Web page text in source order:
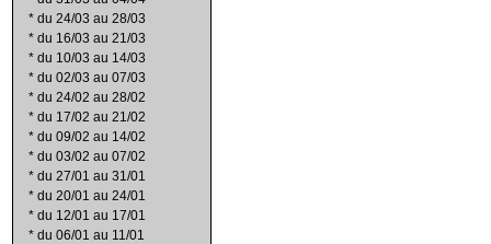
* du 24/03 au 28/03
* du 16/03 au 21/03
* du 10/03 au 14/03
* du 02/03 au 07/03
* du 24/02 au 28/02
* du 17/02 au 21/02
* du 09/02 au 14/02
* du 03/02 au 07/02
* du 27/01 au 31/01
* du 20/01 au 24/01
* du 12/01 au 17/01
* du 06/01 au 11/01